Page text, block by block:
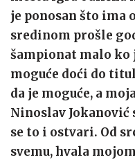
je ponosan što ima
sredinom prošle
šampionat malo ko
moguće doći do
da je moguće, a
Ninoslav
se to i ostvari. Od
svemu, hvala